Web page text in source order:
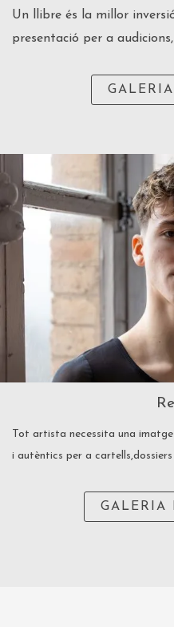
Un llibre és la millor
presentació per a
Tot artista necessita una
i autèntics per a cartells,
GALERIA